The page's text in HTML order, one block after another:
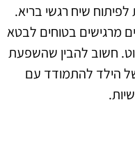
שיח רגשי בריא.
מרגישים בטוחים לבטא
חשוב להבין שהשפעת
הילד להתמודד עם